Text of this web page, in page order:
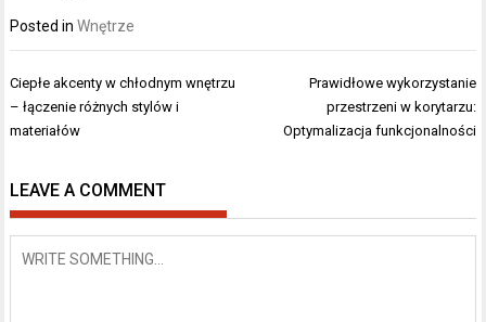
Posted inWnętrze
Nawigacja
wpisu
Ciepłe akcenty w chłodnym wnętrzu
– łączenie różnych stylów i
materiałów
Prawidłowe wykorzystanie
przestrzeni w korytarzu:
Optymalizacja funkcjonalności
LEAVE A COMMENT